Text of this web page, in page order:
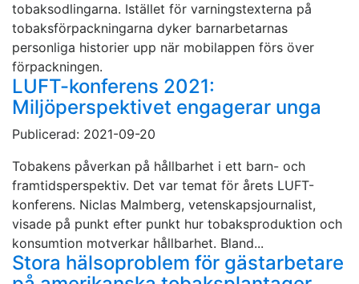
tobaksodlingarna. Istället för varningstexterna på
tobaksförpackningarna dyker barnarbetarnas
personliga historier upp när mobilappen förs över
förpackningen.
LUFT-konferens 2021:
Miljöperspektivet engagerar unga
Publicerad: 2021-09-20
Tobakens påverkan på hållbarhet i ett barn- och
framtidsperspektiv. Det var temat för årets LUFT-
konferens. Niclas Malmberg, vetenskapsjournalist,
visade på punkt efter punkt hur tobaksproduktion och
konsumtion motverkar hållbarhet. Bland...
Stora hälsoproblem för gästarbetare